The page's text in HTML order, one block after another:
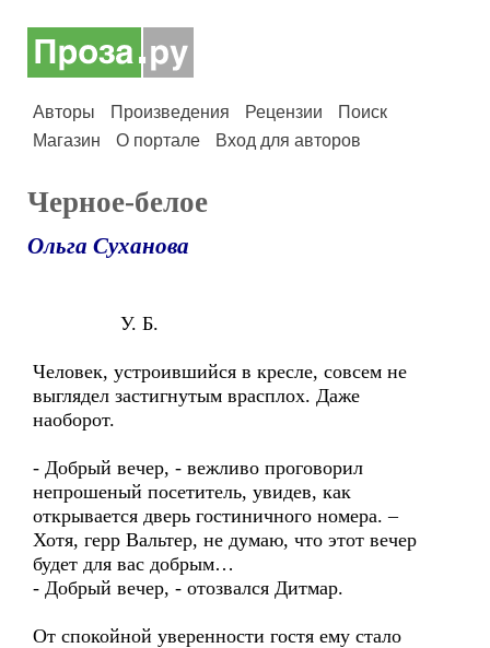
Авторы Произведения Рецензии
Поиск
Магазин
О портале Вход для авторов
Черное-белое
Ольга Суханова
У. Б.
Человек, устроившийся в кресле, совсем не
выглядел застигнутым врасплох. Даже
наоборот.
- Добрый вечер, - вежливо проговорил
непрошеный посетитель, увидев, как
открывается дверь гостиничного номера. –
Хотя, герр Вальтер, не думаю, что этот вечер
будет для вас добрым…
- Добрый вечер, - отозвался Дитмар.
От спокойной уверенности гостя ему стало